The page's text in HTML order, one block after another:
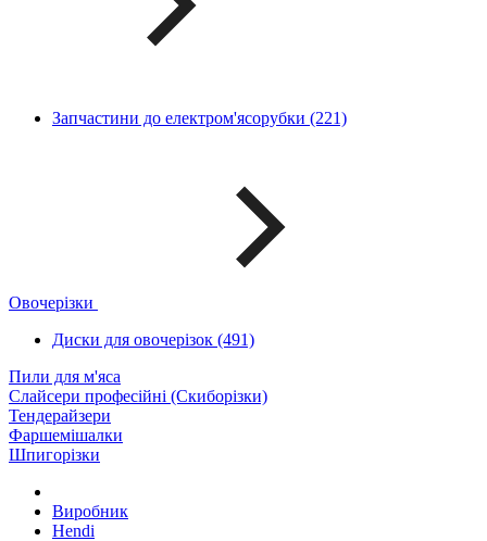
Запчастини до електром'ясорубки (221)
Овочерізки
Диски для овочерізок (491)
Пили для м'яса
Слайсери професійні (Скиборізки)
Тендерайзери
Фаршемішалки
Шпигорізки
Виробник
Hendi